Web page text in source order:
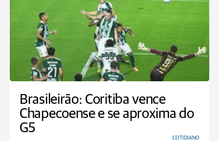
Brasileirão: Coritiba vence
Chapecoense e se aproxima do
G5
COTIDIANO